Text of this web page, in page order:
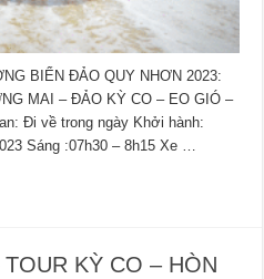
BIỂN ĐẢO QUY NHƠN 2023:
MAI – ĐẢO KỲ CO – EO GIÓ –
Đi về trong ngày Khởi hành:
Sáng :07h30 – 8h15 Xe …
KỲ CO – HÒN